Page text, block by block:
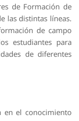
de Formación de
las distintas líneas.
de campo
estudiantes para
de diferentes
en el conocimiento